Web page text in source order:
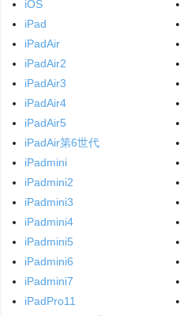
iOS
iPad
iPadAir
iPadAir2
iPadAir3
iPadAir4
iPadAir5
iPadAir第6世代
iPadmini
iPadmini2
iPadmini3
iPadmini4
iPadmini5
iPadmini6
iPadmini7
iPadPro11